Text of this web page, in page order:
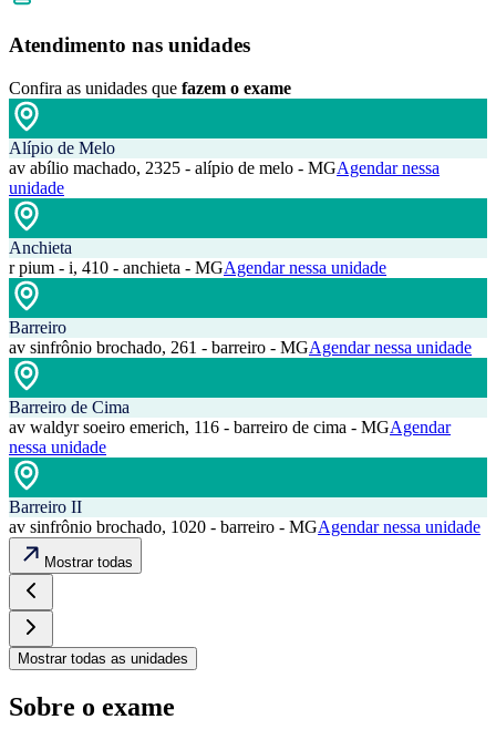
Atendimento nas unidades
Confira as unidades que fazem o exame
Alípio de Melo
av abílio machado, 2325 - alípio de melo - MGAgendar nessa
unidade
Anchieta
r pium - i, 410 - anchieta - MGAgendar nessa unidade
Barreiro
av sinfrônio brochado, 261 - barreiro - MGAgendar nessa unidade
Barreiro de Cima
av waldyr soeiro emerich, 116 - barreiro de cima - MGAgendar
nessa unidade
Barreiro II
av sinfrônio brochado, 1020 - barreiro - MGAgendar nessa unidade
Mostrar todas
Mostrar todas as unidades
Sobre o exame